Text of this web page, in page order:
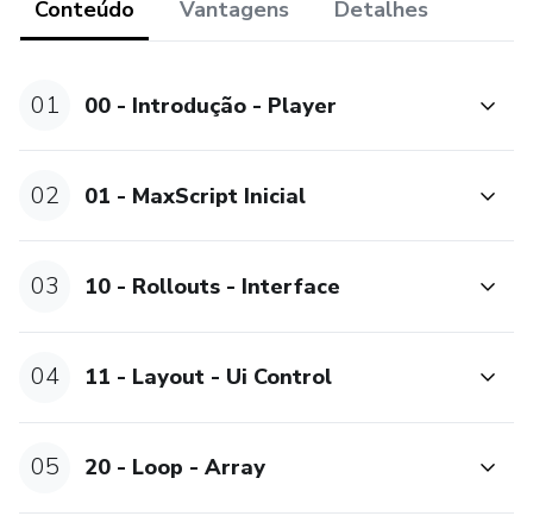
Conteúdo Vantagens Detalhes
01 00 - Introdução - Player
02 01 - MaxScript Inicial
03 10 - Rollouts - Interface
04 11 - Layout - Ui Control
05 20 - Loop - Array